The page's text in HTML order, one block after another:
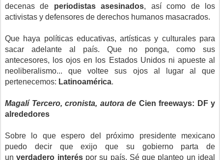
decenas de periodistas asesinados, así como de los
activistas y defensores de derechos humanos masacrados.
Que haya políticas educativas, artísticas y culturales para
sacar adelante al país. Que no ponga, como sus
antecesores, los ojos en los Estados Unidos ni apueste al
neoliberalismo... que voltee sus ojos al lugar al que
pertenecemos: Latinoamérica.
Magalí Tercero, cronista, autora de Cien freeways: DF y
alrededores
Sobre lo que espero del próximo presidente mexicano
puedo decir que exijo que su gobierno parta de
unverdadero interéspor su país. Sé que planteo un ideal